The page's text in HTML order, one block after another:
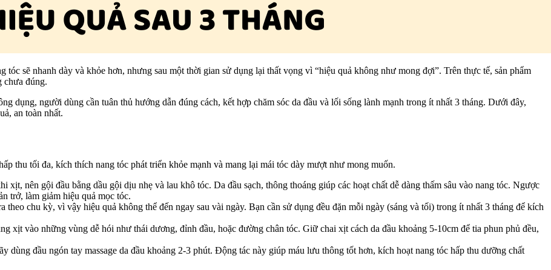
sẽ nhanh dày và khỏe hơn, nhưng sau một thời gian sử dụng lại thất vọng vì “hiệu quả không như mong đợi”. Trên thực tế, sản phẩm
chưa đúng.
dụng, người dùng cần tuân thủ hướng dẫn đúng cách, kết hợp chăm sóc da đầu và lối sống lành mạnh trong ít nhất 3 tháng. Dưới đây,
an toàn nhất.
thu tối đa, kích thích nang tóc phát triển khỏe mạnh và mang lại mái tóc dày mượt như mong muốn.
xịt, nên gội đầu bằng dầu gội dịu nhẹ và lau khô tóc. Da đầu sạch, thông thoáng giúp các hoạt chất dễ dàng thấm sâu vào nang tóc. Ngược
trở, làm giảm hiệu quả mọc tóc.
theo chu kỳ, vì vậy hiệu quả không thể đến ngay sau vài ngày. Bạn cần sử dụng đều đặn mỗi ngày (sáng và tối) trong ít nhất 3 tháng để kích
xịt vào những vùng dễ hói như thái dương, đỉnh đầu, hoặc đường chân tóc. Giữ chai xịt cách da đầu khoảng 5-10cm để tia phun phủ đều,
dùng đầu ngón tay massage da đầu khoảng 2-3 phút. Động tác này giúp máu lưu thông tốt hơn, kích hoạt nang tóc hấp thu dưỡng chất